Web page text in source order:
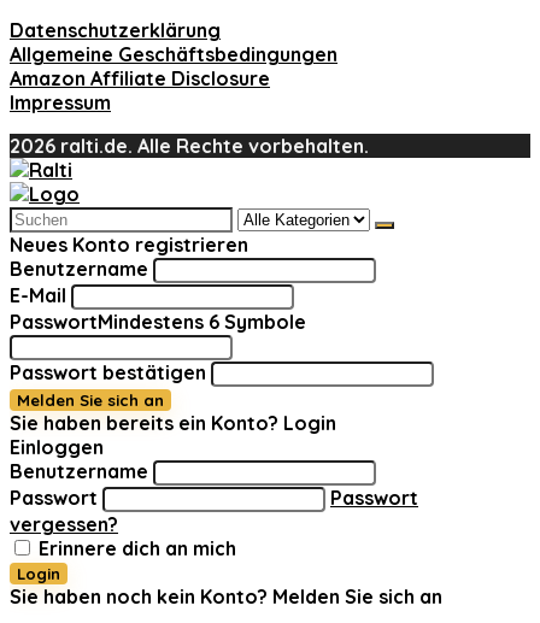
Datenschutzerklärung
Allgemeine Geschäftsbedingungen
Amazon Affiliate Disclosure
Impressum
2026 ralti.de. Alle Rechte vorbehalten.
Search
for:
Neues Konto registrieren
Benutzername
E-Mail
PasswortMindestens 6 Symbole
Passwort bestätigen
Melden Sie sich an
Sie haben bereits ein Konto? Login
Einloggen
Benutzername
Passwort
Passwort
vergessen?
Erinnere dich an mich
Login
Sie haben noch kein Konto? Melden Sie sich an